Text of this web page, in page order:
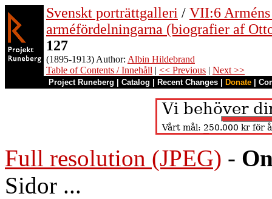
Svenskt porträttgalleri / VII:6
arméfördelningarna (biografier af
127
(1895-1913) Author: Albin Hildebrand
Table of Contents / Innehåll | << Previous | Next >>
Project Runeberg Catalog Recent Changes Donate
Full resolution (JPEG) -
Sidor ...